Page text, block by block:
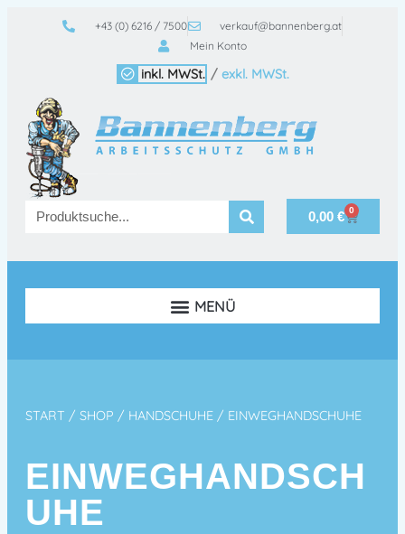
+43 (0) 6216 / 7500
verkauf@bannenberg.at
Mein Konto
inkl. MWSt. / exkl. MWSt.
0,00 € 0
START / SHOP / HANDSCHUHE / EINWEGHANDSCHUHE
EINWEGHANDSCH
UHE